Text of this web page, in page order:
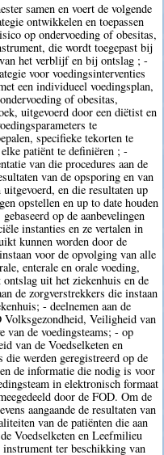
samen en voert de volgende
ontwikkelen en toepassen
op ondervoeding of obesitas,
die wordt toegepast bij
het verblijf en bij ontslag ; -
voor voedingsinterventies
een individueel voedingsplan,
of obesitas,
uitgevoerd door een diëtist en
te
specifieke tekorten te
patiënt te definiëren ; -
van die procedures aan de
van de opsporing en van
en die resultaten up
opstellen en up to date houden
op de aanbevelingen
instanties en ze vertalen in
kunnen worden door de
voor de opvolging van alle
enterale en orale voeding,
uit het ziekenhuis en de
de zorgverstrekkers die instaan
- deelnemen aan de
Volksgezondheid, Veiligheid van
van de voedingsteams; - op
van de Voedselketen en
die werden geregistreerd op de
de informatie die nodig is voor
in elektronisch formaat
door de FOD. Om de
aangaande de resultaten van
van de patiënten die aan
Voedselketen en Leefmilieu
ter beschikking van